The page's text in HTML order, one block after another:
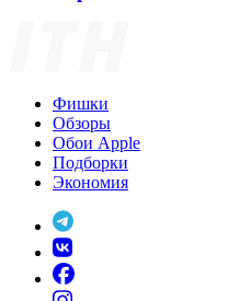
Фишки
Обзоры
Обои Apple
Подборки
Экономия